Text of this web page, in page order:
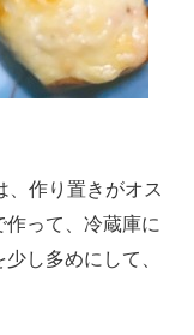
作り置きがオス
って、冷蔵庫に
し多めにして、